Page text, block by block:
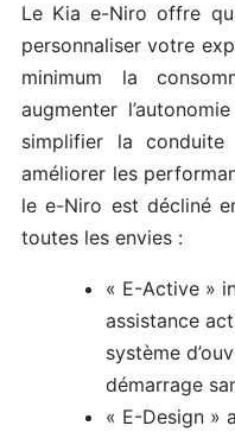
Le Kia e-Niro offre
personnaliser votre
minimum la
augmenter
simplifier la
améliorer les
le e-Niro est décliné
toutes les envies :
« E-Active »
assistance
système
démarrage
« E-Design »